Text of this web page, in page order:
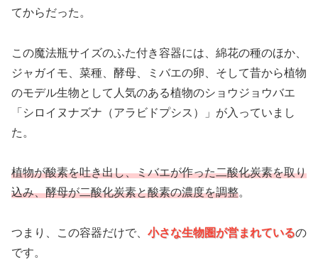
てからだった。
この魔法瓶サイズのふた付き容器には、綿花の種のほか、
ジャガイモ、菜種、酵母、ミバエの卵、そして昔から植物
のモデル生物として人気のある植物のショウジョウバエ
「シロイヌナズナ（アラビドプシス）」が入っていまし
た。
植物が酸素を吐き出し、ミバエが作った二酸化炭素を取り
込み、酵母が二酸化炭素と酸素の濃度を調整。
つまり、この容器だけで、 小さな生物圏が営まれているの
です。